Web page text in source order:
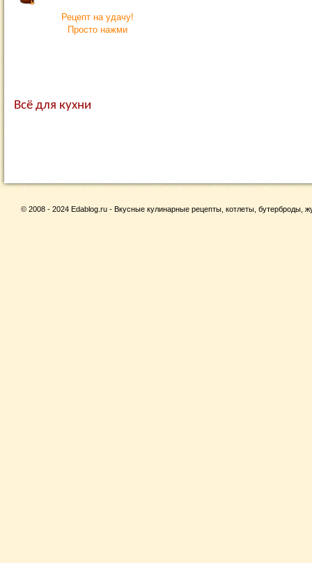
Рецепт на удачу!
Просто нажми
Всё для кухни
© 2008 - 2024 Edablog.ru - Вкусные кулинарные рецепты, котлеты, бутерброды,